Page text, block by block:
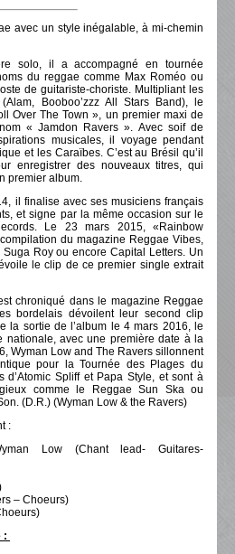
avec un style inégalable, à mi-chemin
solo, il a accompagné en tournée
du reggae comme Max Roméo ou
de guitariste-choriste. Multipliant les
Booboo’zzz All Stars Band), le
Over The Town », un premier maxi de
« Jamdon Ravers ». Avec soif de
musicales, il voyage pendant
et les Caraïbes. C’est au Brésil qu’il
enregistrer des nouveaux titres, qui
premier album.
il finalise avec ses musiciens français
et signe par la même occasion sur le
Le 23 mars 2015, «Rainbow
du magazine Reggae Vibes,
Suga Roy ou encore Capital Letters. Un
le clip de ce premier single extrait
chroniqué dans le magazine Reggae
bordelais dévoilent leur second clip
la sortie de l’album le 4 mars 2016, le
nationale, avec une première date à la
Wyman Low and The Ravers sillonnent
pour la Tournée des Plages du
d’Atomic Spliff et Papa Style, et sont à
comme le Reggae Sun Ska ou
(D.R.) (Wyman Low & the Ravers)
:
Low (Chant lead- Guitares-
– Choeurs)
: